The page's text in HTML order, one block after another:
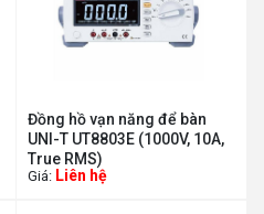
Đồng hồ vạn năng để bàn
UNI-T UT8803E (1000V, 10A,
True RMS)
Giá: Liên hệ